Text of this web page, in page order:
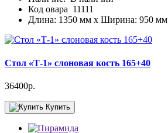
Код овара 11111
Длина: 1350 мм x Ширина: 950
Стол «Т-1» слоновая кость 165+40
36400р.
Купить